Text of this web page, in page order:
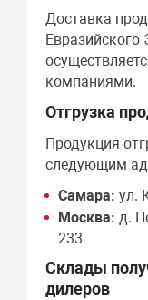
Доставка
компаниями.
Отгрузка
Продукция
следующим
Самара: ул.
Москва: д.
233
Склады
дилеров